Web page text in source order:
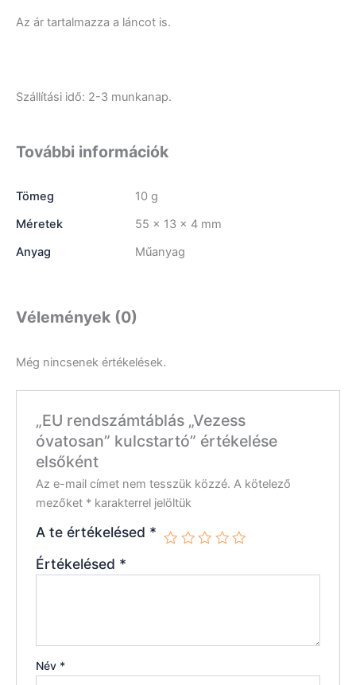
Az ár tartalmazza a láncot is.
Szállítási idő: 2-3 munkanap.
További információk
Tömeg
10 g
Méretek
55 × 13 × 4 mm
Anyag
Műanyag
Vélemények (0)
Még nincsenek értékelések.
„EU rendszámtáblás „Vezess
óvatosan” kulcstartó” értékelése
elsőként
Az e-mail címet nem tesszük közzé. A kötelező
mezőket * karakterrel jelöltük
A te értékelésed *
Értékelésed *
Név *